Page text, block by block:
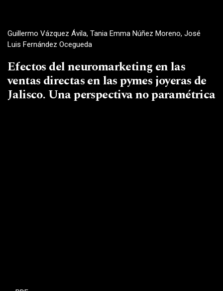
Guillermo Vázquez Ávila, Tania Emma Núñez Moreno, José
Luis Fernández Ocegueda
Efectos del neuromarketing en las
ventas directas en las pymes joyeras de
Jalisco. Una perspectiva no paramétrica